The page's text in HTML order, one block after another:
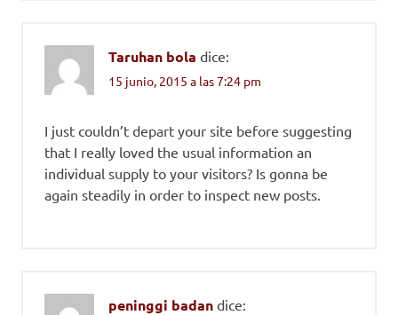
Taruhan bola dice:
15 junio, 2015 a las 7:24 pm
I just couldn’t depart your site before suggesting
that I really loved the usual information an
individual supply to your visitors? Is gonna be
again steadily in order to inspect new posts.
peninggi badan dice: